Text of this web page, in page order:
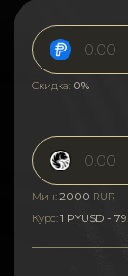
Скидка: 0%
Мин: 2000 RUR
Курс: 1 PYUSD -